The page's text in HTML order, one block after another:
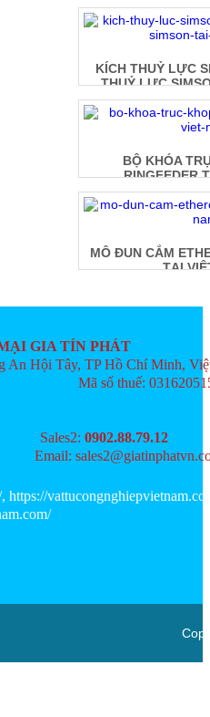
KÍCH THUỶ LỰC
THUỶ LỰC
BỘ KHÓA
RINGFEDER
MÔ ĐUN CẮM
TẠI
GIA TÍN PHÁT
An Hội Tây, TP Hồ Chí Minh,
Mã số thuế:
Sales2: 0902.88.79.12
Email:
https://